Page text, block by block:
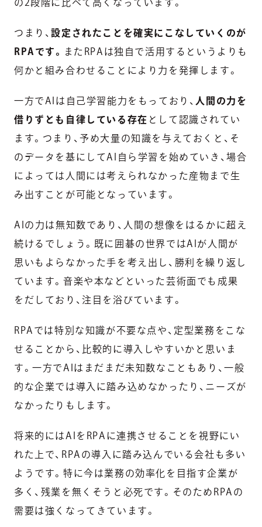
の2段階に比べて高くなっています。
つまり、設定されたことを確実にこなしていくのが
RPAです。
またRPAは独自で活用するというよりも
何かと組み合わせることにより力を発揮します。
一方でAIは自己学習能力をもっており、 人間の力を
借りずとも自律している存在 として認識されてい
ます。つまり、予め大量の知識を与えておくと、そ
のデータを基にしてAI自ら学習を始めていき、場合
によっては人間には考えられなかった産物まで生
み出すことが可能となっています。
AIの力は無知数であり、人間の想像をはるかに超え
続けるでしょう。既に囲碁の世界ではAIが人間が
思いもよらなかった手を考え出し、勝利を繰り返し
ています。音楽や本などといった芸術面でも成果
をだしており、注目を浴びています。
RPAでは特別な知識が不要な点や、定型業務をこな
せることから、比較的に導入しやすいかと思いま
す。一方でAIはまだまだ未知数なこともあり、一般
的な企業では導入に踏み込めなかったり、ニーズが
なかったりもします。
将来的にはAIをRPAに連携させることを視野にい
れた上で、RPAの導入に踏み込んでいる会社も多い
ようです。特に今は業務の効率化を目指す企業が
多く、残業を無くそうと必死です。そのためRPAの
需要は強くなってきています。